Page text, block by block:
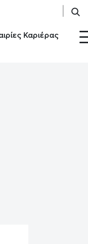
Καριέρας